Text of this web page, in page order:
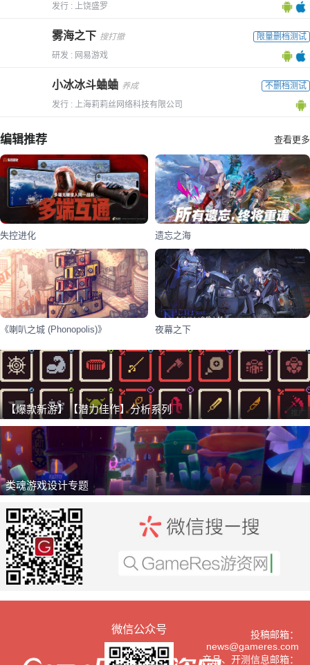
发行 : 上饶盛罗
雾海之下 搜打撤
限量删档测试
研发 : 网易游戏
小冰冰斗蛐蛐 养成
不删档测试
发行 : 上海莉莉丝网络科技有限公司
编辑推荐 查看更多
失控进化 遗忘之海
《喇叭之城 (Phonopolis)》 夜幕之下
【爆款新游】【潜力佳作】分析系列 推广
类魂游戏设计专题 推广
微信公众号
投稿邮箱：
news@gameres.com
产品、开测信息邮箱：